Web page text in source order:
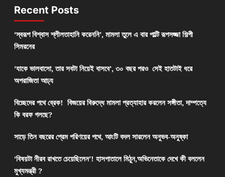
Recent Posts
‘স্বরূপ বিশ্বাস শ্লীলতাহানি করেননি’, মামলা তুলে এ বার পাল্টি রূপসজ্জা শিল্পী
সিমরনের
‘যাকে ভালবাসো, তার সবটা নিয়েই বাসবে’, ৩০ বছর পরও সেই হাতটাই ধরে
অপরাজিতা আঢ্য
বিচ্ছেদের পথে ব্রেক! বিজয়ের বিরুদ্ধে মামলা প্রত্যাহার করলেন সঙ্গীতা, দাম্পত্যে
কি বরফ গলছে?
সাড়ে তিন বছরের প্রেম পরিণয়ের পথে, আংটি বদল সারলেন অনুভব-অনুষ্কা
‘বিষয়টা নীরব রাখতে চেয়েছিলেন’! হাসপাতালে মিঠুন,অভিনেতাকে দেখে কী বললেন
মুখ্যমন্ত্রী ?